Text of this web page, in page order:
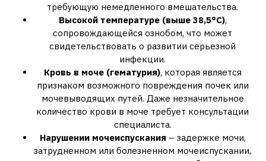
требующую немедленного вмешательства.
Высокой температуре (выше 38,5°C),
сопровождающейся ознобом, что может
свидетельствовать о развитии серьезной
инфекции.
Кровь в моче (гематурия), которая является
признаком возможного повреждения почек или
мочевыводящих путей. Даже незначительное
количество крови в моче требует консультации
специалиста.
Нарушении мочеиспускания – задержке мочи,
затрудненном или болезненном мочеиспускании,